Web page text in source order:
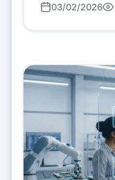
03/02/2026